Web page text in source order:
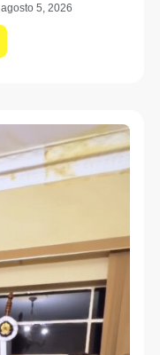
agosto 5, 2026